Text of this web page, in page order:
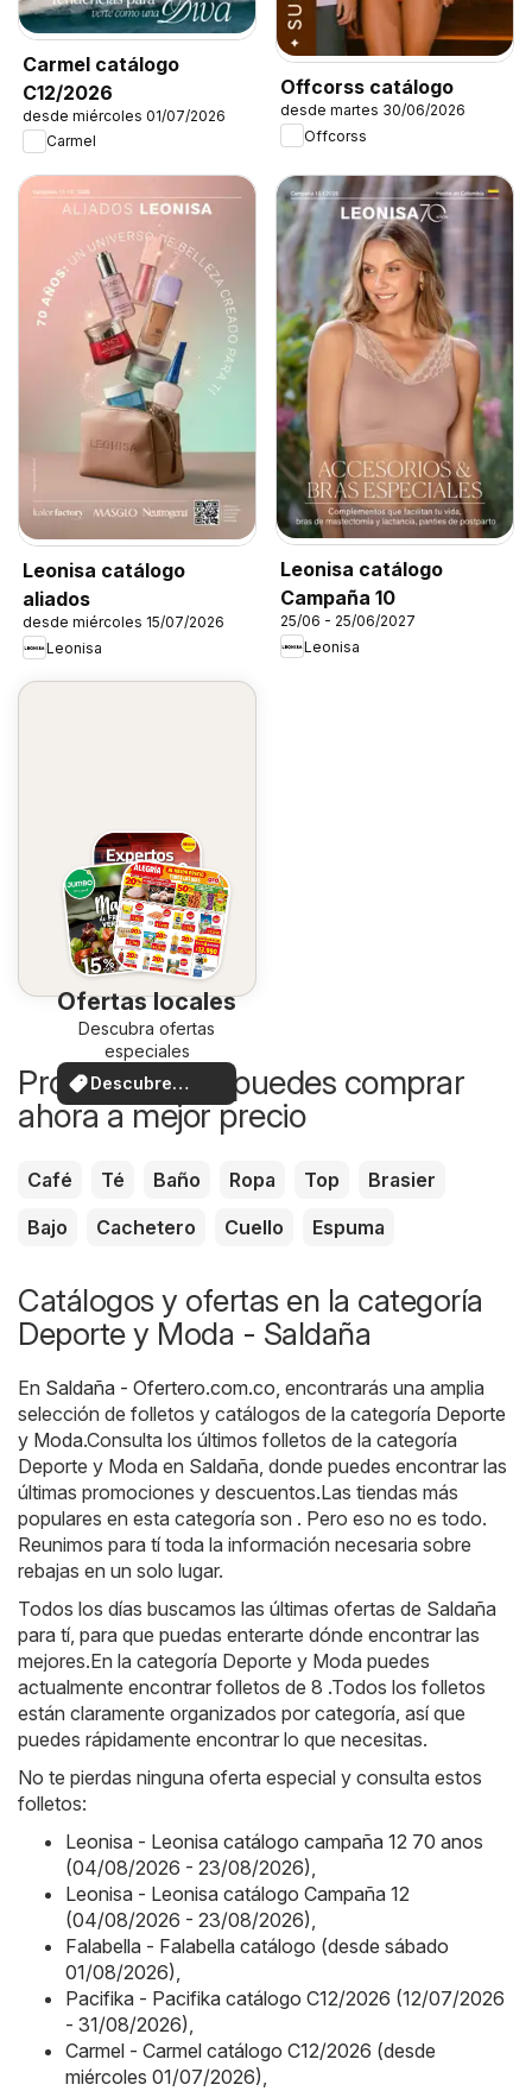
Carmel catálogo
C12/2026
desde miércoles 01/07/2026
Carmel
Offcorss catálogo
desde martes 30/06/2026
Offcorss
Leonisa catálogo
aliados
desde miércoles 15/07/2026
Leonisa
Leonisa catálogo
Campaña 10
25/06 - 25/06/2027
Leonisa
Ofertas locales
Descubra ofertas
especiales
Descubre
ofertas
Productos que puedes comprar
ahora a mejor precio
Café Té Baño Ropa Top
Brasier
Bajo
Cachetero Cuello Espuma
Catálogos y ofertas en la categoría
Deporte y Moda - Saldaña
En Saldaña - Ofertero.com.co, encontrarás una amplia
selección de folletos y catálogos de la categoría Deporte
y Moda.Consulta los últimos folletos de la categoría
Deporte y Moda en Saldaña, donde puedes encontrar las
últimas promociones y descuentos.Las tiendas más
populares en esta categoría son . Pero eso no es todo.
Reunimos para tí toda la información necesaria sobre
rebajas en un solo lugar.
Todos los días buscamos las últimas ofertas de Saldaña
para tí, para que puedas enterarte dónde encontrar las
mejores.En la categoría Deporte y Moda puedes
actualmente encontrar folletos de 8 .Todos los folletos
están claramente organizados por categoría, así que
puedes rápidamente encontrar lo que necesitas.
No te pierdas ninguna oferta especial y consulta estos
folletos:
Leonisa - Leonisa catálogo campaña 12 70 anos
(04/08/2026 - 23/08/2026),
Leonisa - Leonisa catálogo Campaña 12
(04/08/2026 - 23/08/2026),
Falabella - Falabella catálogo (desde sábado
01/08/2026),
Pacifika - Pacifika catálogo C12/2026 (12/07/2026
- 31/08/2026),
Carmel - Carmel catálogo C12/2026 (desde
miércoles 01/07/2026),